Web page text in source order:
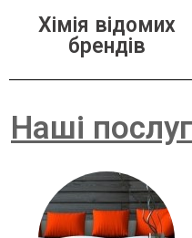
Хімія відомих
брендів
Наші